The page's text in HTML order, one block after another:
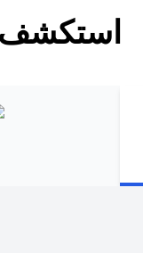
استكشف